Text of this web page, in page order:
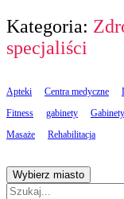
Kategoria:
specjaliści
Apteki Centra medyczne
Fitness
gabinety
Masaże
Rehabilitacja
Wybierz miasto